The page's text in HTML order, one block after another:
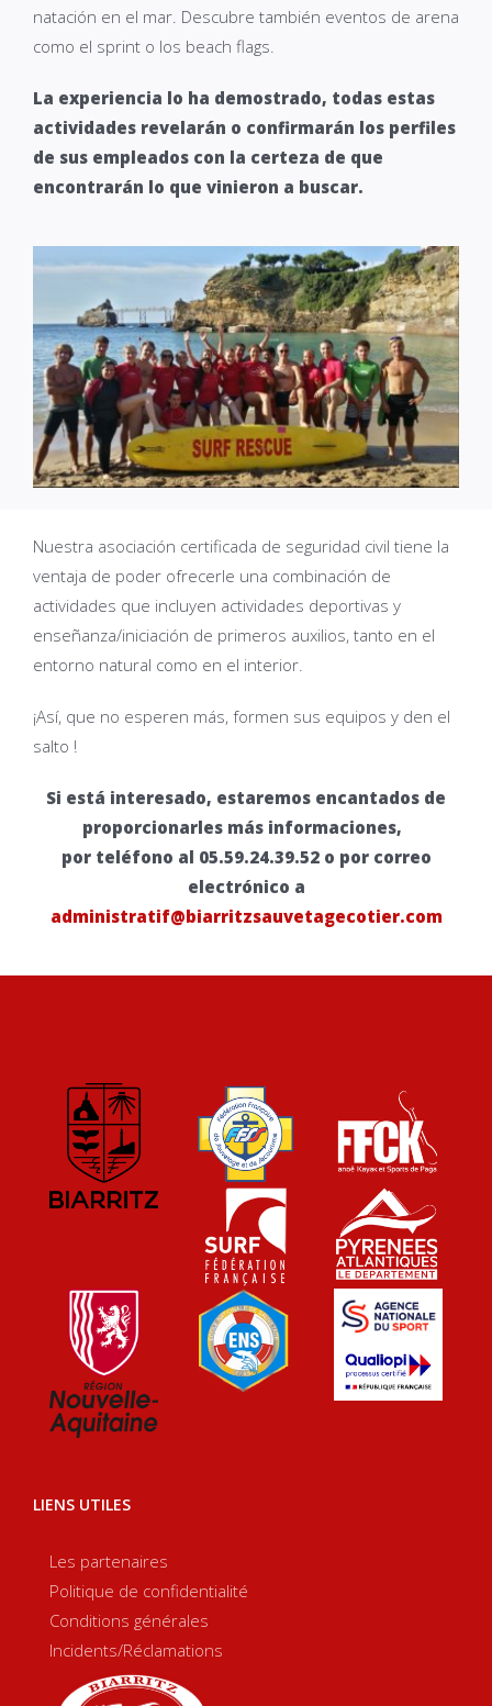
natación en el mar. Descubre también eventos de arena
como el sprint o los beach flags.
La experiencia lo ha demostrado, todas estas
actividades revelarán o confirmarán los perfiles
de sus empleados con la certeza de que
encontrarán lo que vinieron a buscar.
Nuestra asociación certificada de seguridad civil tiene la
ventaja de poder ofrecerle una combinación de
actividades que incluyen actividades deportivas y
enseñanza/iniciación de primeros auxilios, tanto en el
entorno natural como en el interior.
¡Así, que no esperen más, formen sus equipos y den el
salto !
Si está interesado, estaremos encantados de
proporcionarles más informaciones,
por teléfono al 05.59.24.39.52 o por correo
electrónico a
administratif@biarritzsauvetagecotier.com
LIENS UTILES
Les partenaires
Politique de confidentialité
Conditions générales
Incidents/Réclamations